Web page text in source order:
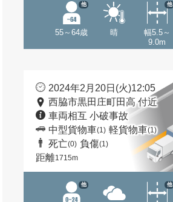
55～64歳
他
晴
幅5.5～
9.0m
他
2024年2月20日(火)12:05
西脇市黒田庄町田高 付近
車両相互 小破事故
中型貨物車(1) 軽貨物車(1)
死亡(0) 負傷(1)
距離1715m
他 他